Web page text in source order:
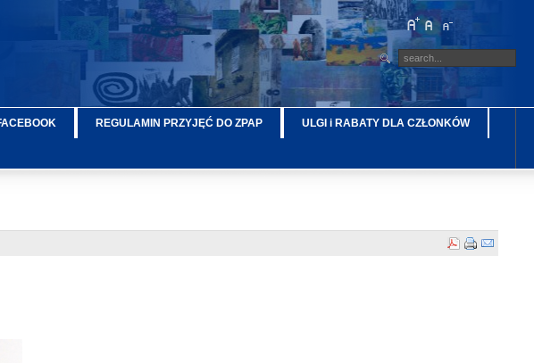
REGULAMIN PRZYJĘĆ DO ZPAP ULGI i RABATY DLA CZŁONKÓW